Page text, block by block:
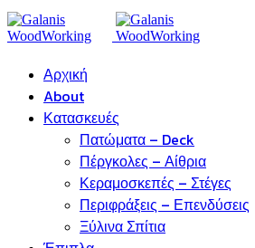
Αρχική
About
Κατασκευές
Πατώματα – Deck
Πέργκολες – Αίθρια
Κεραμοσκεπές – Στέγες
Περιφράξεις – Επενδύσεις
Ξύλινα Σπίτια